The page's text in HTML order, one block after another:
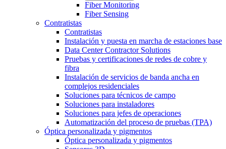
Fiber Monitoring
Fiber Sensing
Contratistas
Contratistas
Instalación y puesta en marcha de estaciones base
Data Center Contractor Solutions
Pruebas y certificaciones de redes de cobre y
fibra
Instalación de servicios de banda ancha en
complejos residenciales
Soluciones para técnicos de campo
Soluciones para instaladores
Soluciones para jefes de operaciones
Automatización del proceso de pruebas (TPA)
Óptica personalizada y pigmentos
Óptica personalizada y pigmentos